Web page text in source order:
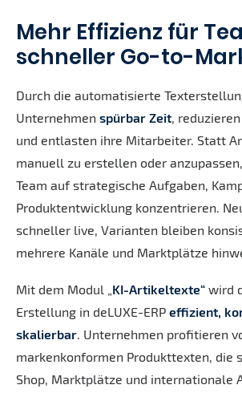
Mehr Effizienz für
schneller Go-to-
Durch die automatisierte
Unternehmen spürbar Zeit,
und entlasten ihre Mitarbeiter. Statt
manuell zu erstellen oder
Team auf strategische Aufgaben,
Produktentwicklung konzentrieren.
schneller live, Varianten bleiben
mehrere Kanäle und Marktplätze
Mit dem Modul „KI-Artikeltexte“ wird
Erstellung in deLUXE-ERP effizient,
skalierbar. Unternehmen profitieren
markenkonformen Produkttexten, die
Shop, Marktplätze und internationale